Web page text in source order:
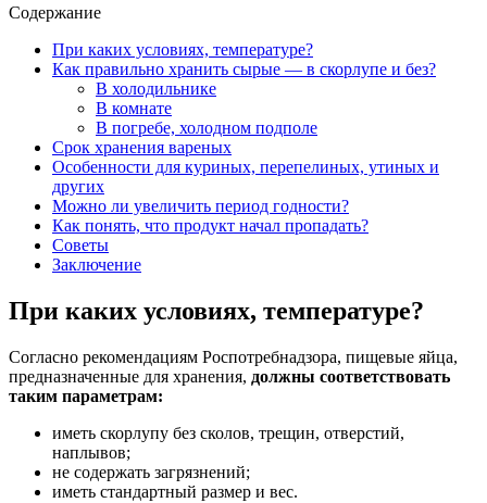
Содержание
При каких условиях, температуре?
Как правильно хранить сырые — в скорлупе и без?
В холодильнике
В комнате
В погребе, холодном подполе
Срок хранения вареных
Особенности для куриных, перепелиных, утиных и
других
Можно ли увеличить период годности?
Как понять, что продукт начал пропадать?
Советы
Заключение
При каких условиях, температуре?
Согласно рекомендациям Роспотребнадзора, пищевые яйца,
предназначенные для хранения, должны соответствовать
таким параметрам:
иметь скорлупу без сколов, трещин, отверстий,
наплывов;
не содержать загрязнений;
иметь стандартный размер и вес.